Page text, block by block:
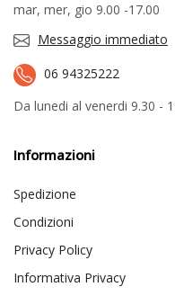
mar, mer, gio 9.00 -17.00
Messaggio immediato
06 94325222
Da lunedi al venerdi 9.30 -
Informazioni
Spedizione
Condizioni
Privacy Policy
Informativa Privacy